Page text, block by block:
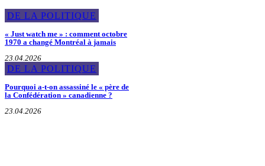
DE LA POLITIQUE
« Just watch me » : comment octobre
1970 a changé Montréal à jamais
23.04.2026
DE LA POLITIQUE
Pourquoi a-t-on assassiné le « père de
la Confédération » canadienne ?
23.04.2026